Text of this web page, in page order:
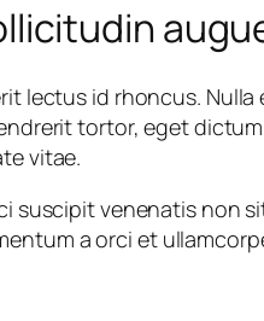
lectus id rhoncus.
tortor, eget
vitae.
suscipit venenatis non
a orci et